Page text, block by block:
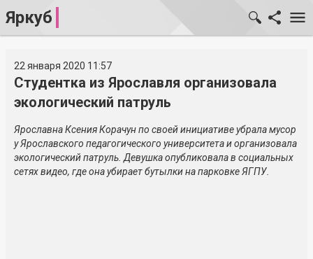
Яркуб
22 января 2020 11:57
Студентка из Ярославля организовала
экологический патруль
Ярославна Ксения Корачун по своей инициативе убрала мусор
у Ярославского педагогического университета и организовала
экологический патруль. Девушка опубликовала в социальных
сетях видео, где она убирает бутылки на парковке ЯГПУ.